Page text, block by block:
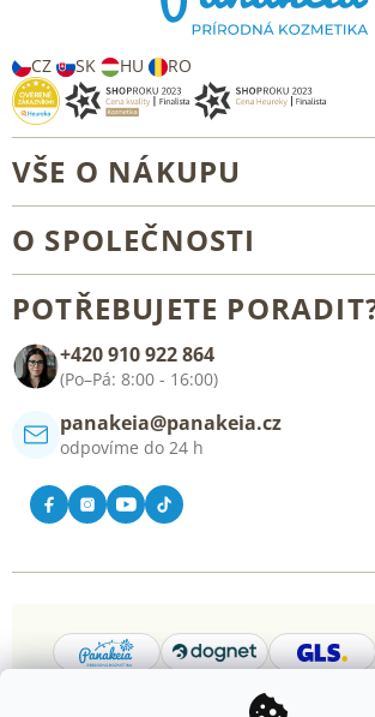
CZ SK HU RO
VŠE O NÁKUPU
Velkoobchod a spolupráce
Všeobecné obchodní podmínky
O SPOLEČNOSTI
Kontakt
POTŘEBUJETE
+420 910 922 864
(Po–Pá: 8:00 - 16:00)
panakeia@panakeia.cz
odpovíme do 24 h